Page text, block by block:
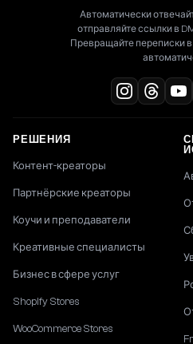
Автоматически
отправляйте ссылки в
Превращайте переписки
РЕШЕНИЯ
Контент-креаторы
Партнёрские креаторы
Коучи и преподаватели
Креативные специалисты
Бизнес в сфере услуг
Shopify Stores
WooCommerce Stores